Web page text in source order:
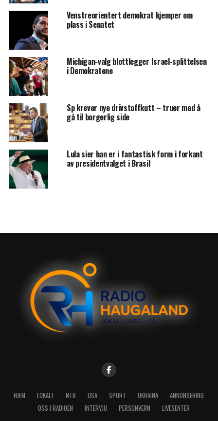
Venstreorientert demokrat kjemper om
plass i Senatet
Michigan-valg blottlegger Israel-splittelsen
i Demokratene
Sp krever nye drivstoffkutt – truer med å
gå til borgerlig side
Lula sier han er i fantastisk form i forkant
av presidentvalget i Brasil
HJEM LOKALT NTB USA SPORT UKRAINA
ANNONSERING
OSS I RADIOEN
INTERVJU PERSONVERN LIVESENTER